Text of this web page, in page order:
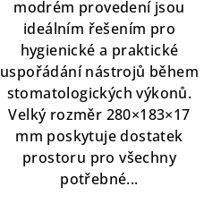
hvězdiček.
modrém provedení jsou
ideálním řešením pro
hygienické a praktické
uspořádání nástrojů během
stomatologických výkonů.
Velký rozměr 280×183×17
mm poskytuje dostatek
prostoru pro všechny
potřebné...